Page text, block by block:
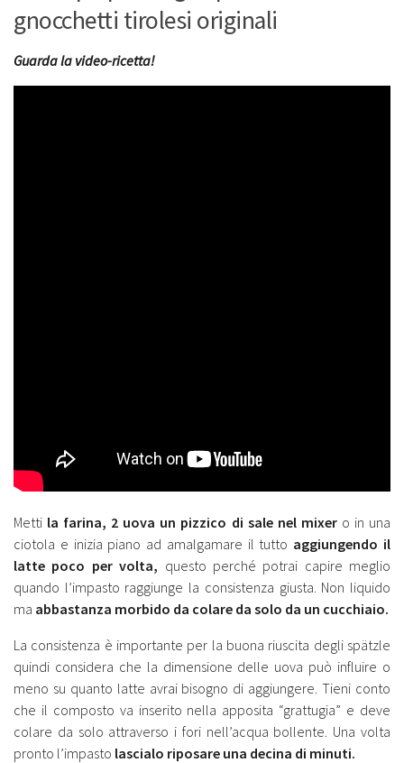
gnocchetti tirolesi originali
Guarda la video-ricetta!
Metti la farina, 2 uova un pizzico di sale nel mixero in una
ciotola e inizia piano ad amalgamare il tutto aggiungendo il
latte poco per volta, questo perché potrai capire meglio
quando l’impasto raggiunge la consistenza giusta. Non liquido
ma abbastanza morbido da colare da solo da un cucchiaio.
La consistenza è importante per la buona riuscita degli spätzle
quindi considera che la dimensione delle uova può influire o
meno su quanto latte avrai bisogno di aggiungere. Tieni conto
che il composto va inserito nella apposita “grattugia” e deve
colare da solo attraverso i fori nell’acqua bollente. Una volta
pronto l’impasto lascialo riposare una decina di minuti.